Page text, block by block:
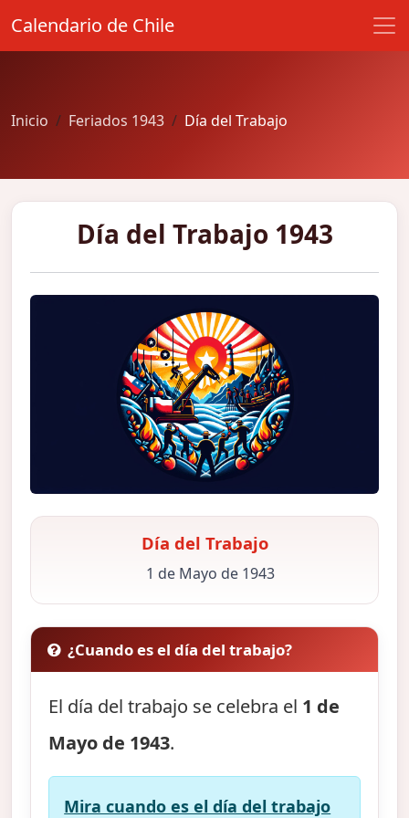
Calendario de Chile
Inicio Feriados 1943 Día del Trabajo
Día del Trabajo 1943
Día del Trabajo
1 de Mayo de 1943
¿Cuando es el día del trabajo?
El día del trabajo se celebra el 1 de
Mayo de 1943.
Mira cuando es el día del trabajo